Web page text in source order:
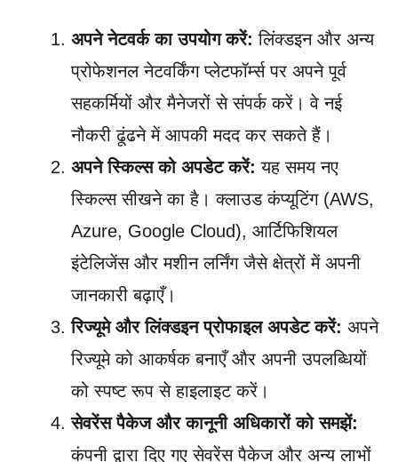
अपने नेटवर्क का उपयोग करें: लिंक्डइन और अन्य
प्रोफेशनल नेटवर्किंग प्लेटफॉर्म्स पर अपने पूर्व
सहकर्मियों और मैनेजरों से संपर्क करें। वे नई
नौकरी ढूंढने में आपकी मदद कर सकते हैं।
अपने स्किल्स को अपडेट करें: यह समय नए
स्किल्स सीखने का है। क्लाउड कंप्यूटिंग (AWS,
Azure, Google Cloud), आर्टिफिशियल
इंटेलिजेंस और मशीन लर्निंग जैसे क्षेत्रों में अपनी
जानकारी बढ़ाएँ।
रिज्यूमे और लिंक्डइन प्रोफाइल अपडेट करें: अपने
रिज्यूमे को आकर्षक बनाएँ और अपनी उपलब्धियों
को स्पष्ट रूप से हाइलाइट करें।
सेवरेंस पैकेज और कानूनी अधिकारों को समझें:
कंपनी द्वारा दिए गए सेवरेंस पैकेज और अन्य लाभों